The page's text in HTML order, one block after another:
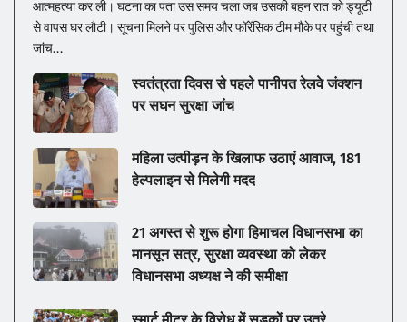
आत्महत्या कर ली। घटना का पता उस समय चला जब उसकी बहन रात को ड्यूटी
से वापस घर लौटी। सूचना मिलने पर पुलिस और फॉरेंसिक टीम मौके पर पहुंची तथा
जांच...
स्वतंत्रता दिवस से पहले पानीपत रेलवे जंक्शन
पर सघन सुरक्षा जांच
महिला उत्पीड़न के खिलाफ उठाएं आवाज, 181
हेल्पलाइन से मिलेगी मदद
21 अगस्त से शुरू होगा हिमाचल विधानसभा का
मानसून सत्र, सुरक्षा व्यवस्था को लेकर
विधानसभा अध्यक्ष ने की समीक्षा